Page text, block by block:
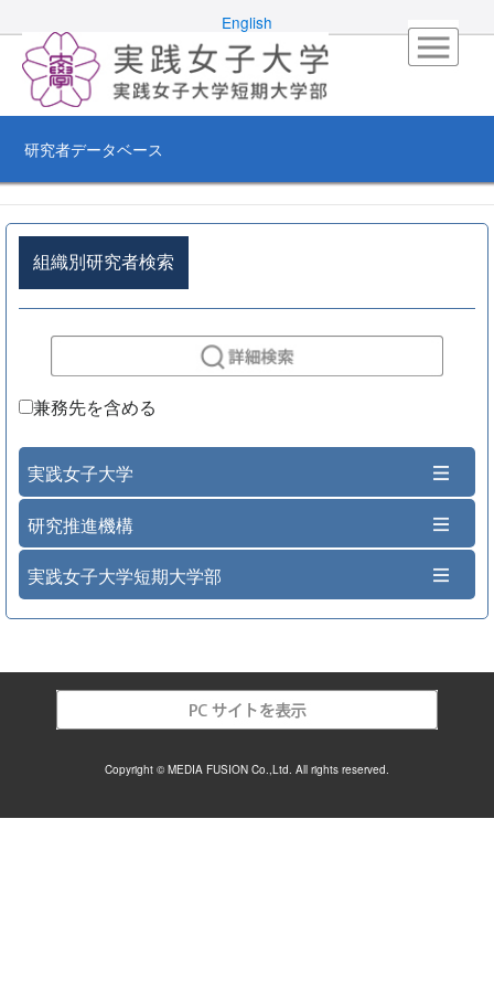
English
研究者データベース
組織別研究者検索
兼務先を含める
実践女子大学
研究推進機構
実践女子大学短期大学部
Copyright © MEDIA FUSION Co.,Ltd. All rights reserved.